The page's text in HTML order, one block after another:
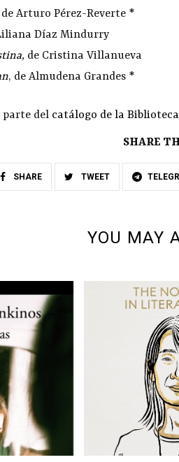
de Arturo Pérez-Reverte *
Díaz Mindurry
, de Cristina Villanueva
, de Almudena Grandes *
parte del catálogo de la Biblioteca
SHARE
SHARE TWEET
YOU MAY